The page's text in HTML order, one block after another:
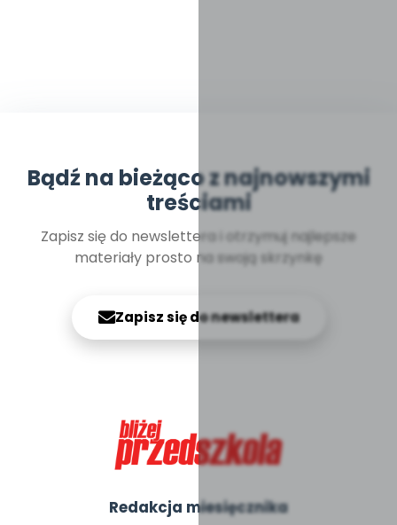
Bądź na bieżąco z najnowszymi
treściami
Zapisz się do newslettera i otrzymuj najlepsze
materiały prosto na swoją skrzynkę
Zapisz się do newslettera
Redakcja miesięcznika